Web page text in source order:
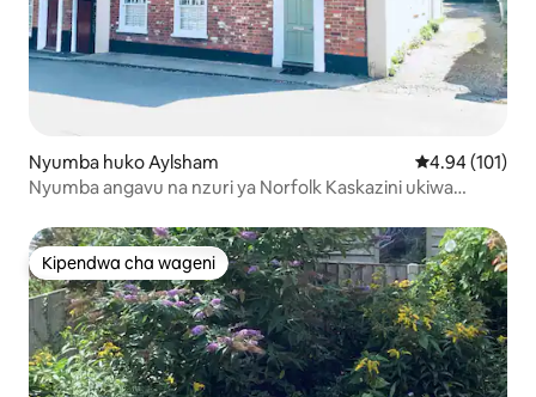
Nyumba huko Aylsham Ukadiriaji wa
4.94 (101)
Nyumba angavu na nzuri ya Norfolk Kaskazini ukiwa
Kipendwa cha wageni
Kipendwa cha wageni